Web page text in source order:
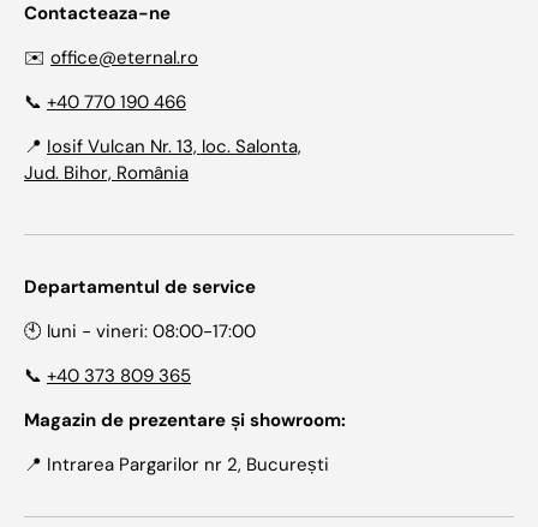
Contacteaza-ne
✉️ office@eternal.ro
📞 +40 770 190 466
📍 Iosif Vulcan Nr. 13, loc. Salonta,
Jud. Bihor, România
Departamentul de service
🕙 luni - vineri: 08:00-17:00
📞 +40 373 809 365
Magazin de prezentare și showroom:
📍 Intrarea Pargarilor nr 2, București